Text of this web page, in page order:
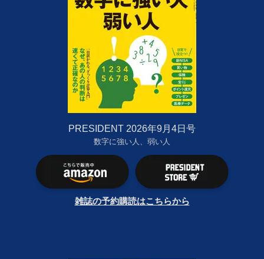
PRESIDENT 2026年9月4日号
数字に強い人、弱い人
雑誌の予約購読はこちらから